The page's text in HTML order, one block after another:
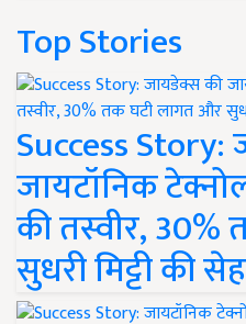
Top Stories
Success
जायटॉनिक
की तस्वीर,
सुधरी मिट्टी की